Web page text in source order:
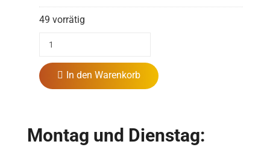
49 vorrätig
In den Warenkorb
Montag und Dienstag: